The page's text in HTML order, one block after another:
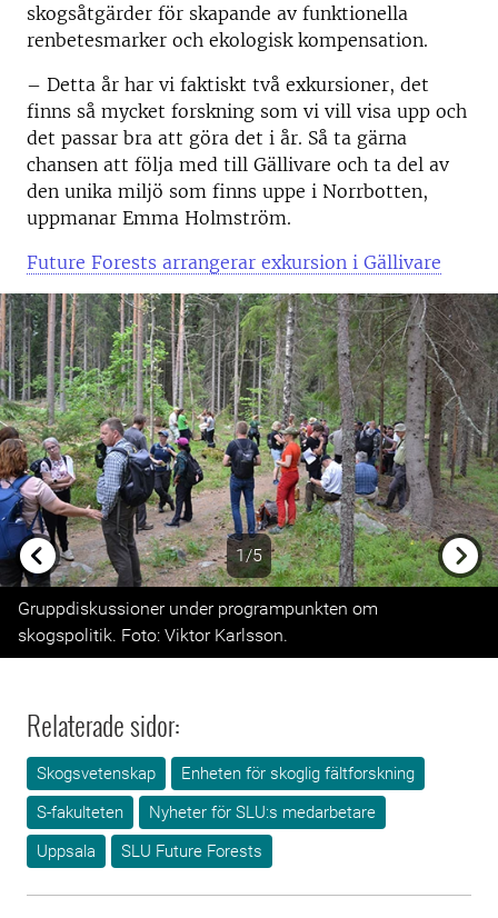
skogsåtgärder för skapande av funktionella
renbetesmarker och ekologisk kompensation.
– Detta år har vi faktiskt två exkursioner, det
finns så mycket forskning som vi vill visa upp och
det passar bra att göra det i år. Så ta gärna
chansen att följa med till Gällivare och ta del av
den unika miljö som finns uppe i Norrbotten,
uppmanar Emma Holmström.
Future Forests arrangerar exkursion i Gällivare
1/5
Previous
Gruppdiskussioner under programpunkten om
skogspolitik. Foto: Viktor Karlsson.
Relaterade sidor:
Skogsvetenskap
Enheten för skoglig fältforskning
S-fakulteten
Nyheter för SLU:s medarbetare
Uppsala
SLU Future Forests